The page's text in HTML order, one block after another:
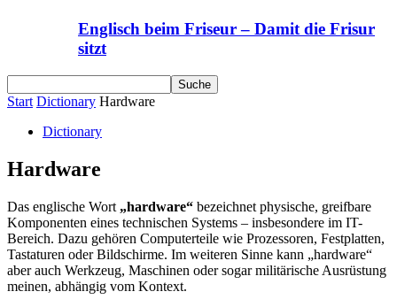
Englisch beim Friseur – Damit die Frisur
sitzt
Start Dictionary Hardware
Dictionary
Hardware
Das englische Wort „hardware“ bezeichnet physische, greifbare
Komponenten eines technischen Systems – insbesondere im IT-
Bereich. Dazu gehören Computerteile wie Prozessoren, Festplatten,
Tastaturen oder Bildschirme. Im weiteren Sinne kann „hardware“
aber auch Werkzeug, Maschinen oder sogar militärische Ausrüstung
meinen, abhängig vom Kontext.